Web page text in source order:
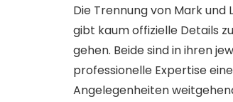
Die Trennung von Mark
gibt kaum offizielle Details
gehen. Beide sind in ihren
professionelle Expertise
Angelegenheiten